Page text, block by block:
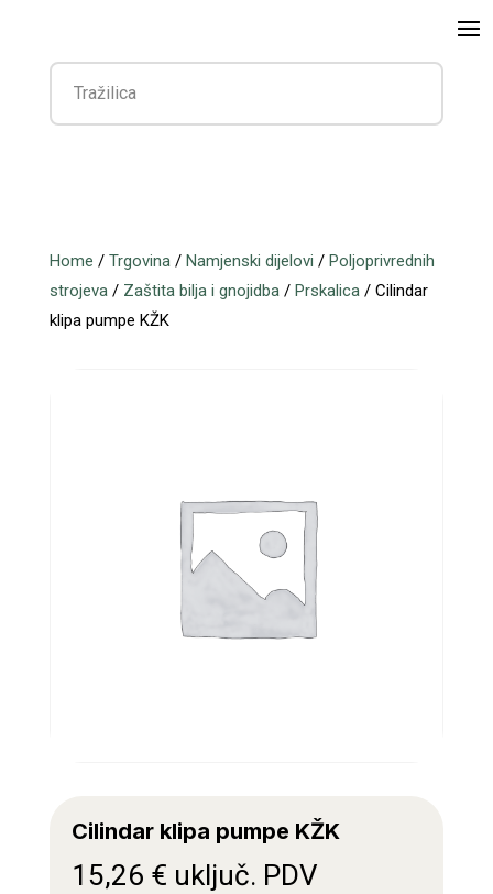
Home / Trgovina/ Namjenski dijelovi / Poljoprivrednih
strojeva/ Zaštita bilja i gnojidba/ Prskalica/ Cilindar
klipa pumpe KŽK
Cilindar klipa pumpe KŽK
15,26 € uključ. PDV